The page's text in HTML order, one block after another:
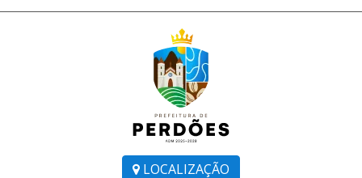
LOCALIZAÇÃO